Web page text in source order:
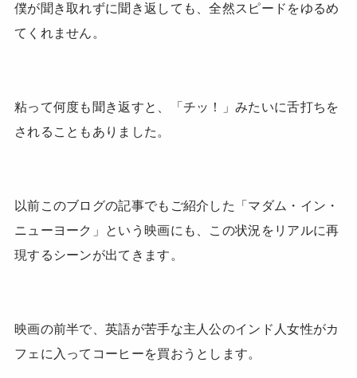
僕が聞き取れずに聞き返しても、全然スピードをゆるめ
てくれません。
粘って何度も聞き返すと、「チッ！」みたいに舌打ちを
されることもありました。
以前このブログの記事でもご紹介した「マダム・イン・
ニューヨーク」という映画にも、この状況をリアルに再
現するシーンが出てきます。
映画の前半で、英語が苦手な主人公のインド人女性がカ
フェに入ってコーヒーを買おうとします。